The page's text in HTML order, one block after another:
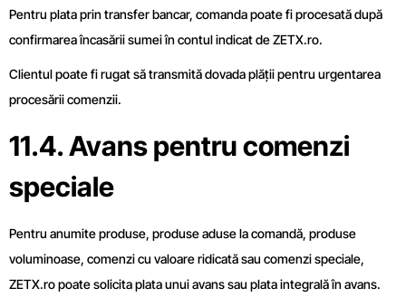
Pentru plata prin transfer bancar, comanda poate fi procesată după
confirmarea încasării sumei în contul indicat de ZETX.ro.
Clientul poate fi rugat să transmită dovada plății pentru urgentarea
procesării comenzii.
11.4. Avans pentru comenzi
speciale
Pentru anumite produse, produse aduse la comandă, produse
voluminoase, comenzi cu valoare ridicată sau comenzi speciale,
ZETX.ro poate solicita plata unui avans sau plata integrală în avans.